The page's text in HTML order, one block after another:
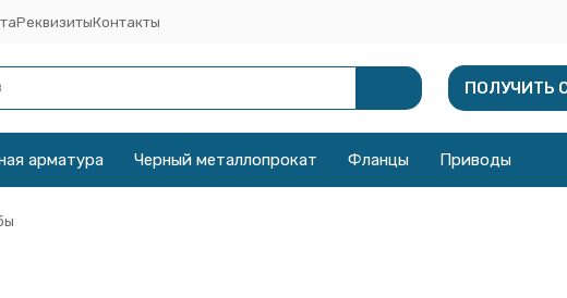
РеквизитыКонтакты
ПОЛУЧИТЬ
арматура Черный металлопрокат Фланцы Приводы